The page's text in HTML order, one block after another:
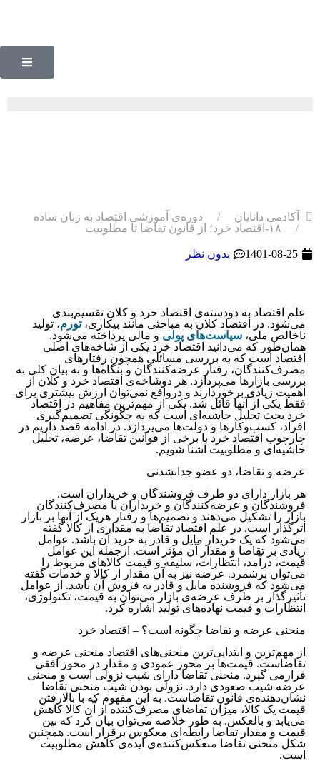
آکادمی دانایان
دوره‌ی آموزشی اقتصاد به زبان ساده
۱۸-اقتصاد خرد؛ از قانون تقاضا تا مطلوبیت
1401-08-25 بدون نظر
علم اقتصاد به دودسته‌‌‌‌‌‌‌‌‌‌‌‌‌‌‌‌‌‌‌‌‌‌‌‌‌‌‌‌‌‌‌‌‌‌‌‌‌‌‌‌‌‌‌‌‌‌‌‌‌ی اقتصاد خرد و کلان تقسیم‌بندی
می‌شود. در اقتصاد کلان به مباحثی مانند بیکاری،تورم، تولید
ناخالص ملی، سیاست‌های پولی و مالی پرداخته می‌شود.
همان‌طور که می‌دانید اقتصاد خرد یکی از شاخه‌های اصلی
اقتصاد است که به بررسی مسائلی همچون رفتارهای
مصرف‌کنندگان، رفتار عرضه‌کنندگان و بنگاه‌ها و به بیان کلی به
بررسی بازارها می‌پردازد. هر دوشاخه‌ی اقتصاد خرد و کلان از
اهمیت زیادی برخوردارند و درواقع نمی‌توان ارزش بیشتری برای
فقط یکی از آنها قائل شد. یکی از مهم‌ترین مفاهیم در اقتصاد
خرد بحث تحلیل حاشیه‌ای است که به چگونگی تصمیم‌گیری
افراد، کسب‌وکارها و دولت‌ها می‌پردازد. در ادامه قصد داریم در
چارچوب اقتصاد خرد با برخی از قوانین تقاضا، عرضه، تحلیل
حاشیه‌ای و مطلوبیت آشنا شویم.
عرضه و تقاضا، دو عضو جدانشدنی
هر بازار دارای دو طرف فروشندگان و خریداران است.
فروشندگان و عرضه‌کنندگان و خریداران یا مصرف‌کنندگان
بازار را تشکیل می‌دهند و تصمیم‌ها و رفتار هریک از آنها بر بازار
اثرگذار است. در علم اقتصاد تقاضا به مقداری از کالا گفته
می‌شود که یک خریدار مایل و قادر به خرید آن باشد. عوامل
زیادی بر تقاضا و مقدار آن مؤثر است. ازجمله این عوامل
قیمت، درآمد، انتظارات، سلیقه و قیمت کالاهای مربوط را
می‌توان برشمرد. عرضه نیز به آن مقدار از کالا و خدمات گفته
می‌شود که فروشنده مایل و قادر به فروش آن باشد. از عوامل
تأثیرگذار بر طرف عرضه‌ی بازار می‌توان به قیمت، تکنولوژی،
انتظارات و قیمت نهاده‌های تولید اشاره کرد.
منحنی عرضه و تقاضا چگونه است؟ – اقتصاد خرد
از مهم‌ترین و ابتدایی‌ترین منحنی‌های اقتصاد منحنی عرضه و
تقاضاست. قیمت‌ها بر محور عمودی و مقدار در محور افقی
قرارمی گیرد. منحنی تقاضا دارای شیب نزولی است و منحنی
عرضه شیب صعودی دارد. نزولی بودن شیب منحنی تقاضا
نشان‌دهنده‌ی قانون تقاضاست. به این مفهوم که با بالارفتن
قیمت یک کالا، میزان تقاضای مصرف‌کننده از آن کالا کاهش
می‌یابد و بالعکس. به طور خلاصه می‌توان بیان کرد که بین
قیمت و مقدار تقاضا رابطه‌‌‌‌‌‌‌‌‌‌‌‌‌‌‌‌‌‌‌‌‌‌‌‌‌‌‌‌‌‌‌‌‌‌‌‌‌‌‌‌‌‌‌‌‌‌‌‌‌ای معکوس برقرار است. همچنین
شکل منحنی تقاضا منعکس‌کننده‌‌‌‌‌‌‌‌‌‌‌‌‌‌‌‌‌‌‌‌‌‌‌‌‌‌‌‌‌‌‌‌‌‌‌‌‌‌‌‌‌‌‌‌‌‌‌‌‌ی ایده‌‌‌‌‌‌‌‌‌‌‌‌‌‌‌‌‌‌‌‌‌‌‌‌‌‌‌‌‌‌‌‌‌‌‌‌‌‌‌‌‌‌‌‌‌‌‌‌‌ی کاهش مطلوبیت
است.